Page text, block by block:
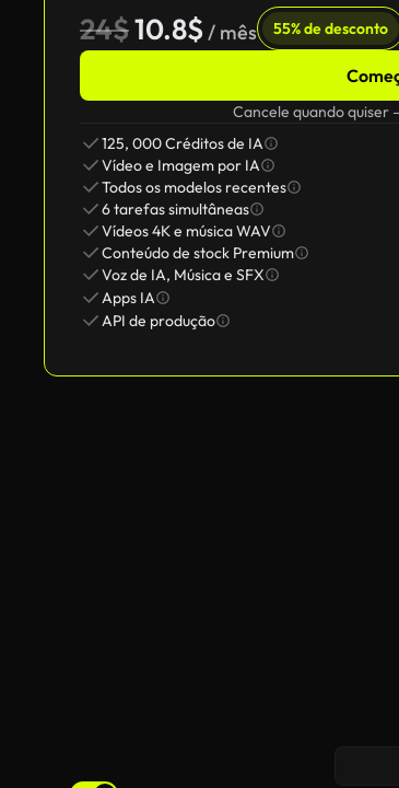
24$10.8$ / mês 55% de desconto
Cancele quando quiser
125, 000 Créditos de IA
Vídeo e Imagem por IA
Todos os modelos recentes
6 tarefas simultâneas
Vídeos 4K e música WAV
Conteúdo de stock Premium
Voz de IA, Música e SFX
Apps IA
API de produção